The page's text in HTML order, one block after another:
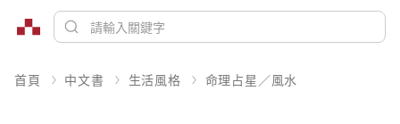
首頁 中文書 生活風格 命理占星／風水